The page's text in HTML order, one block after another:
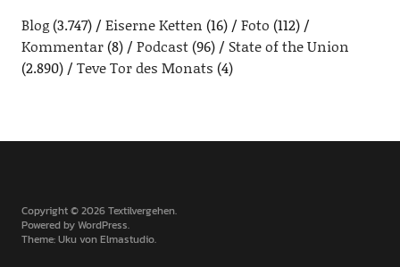
Blog(3.747) Eiserne Ketten (16) Foto (112)
Kommentar(8) Podcast(96)
State of the Union
(2.890)
Teve Tor des Monats (4)
Copyright © 2026 Textilvergehen
Powered byWordPress
Theme: Uku vonElmastudio